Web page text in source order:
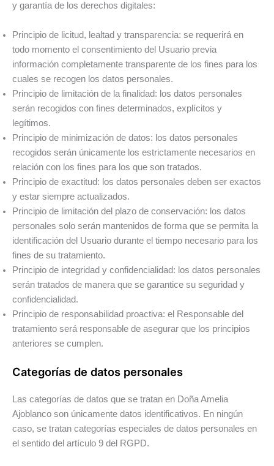
y garantía de los derechos digitales:
Principio de licitud, lealtad y transparencia: se requerirá en
todo momento el consentimiento del Usuario previa
información completamente transparente de los fines para los
cuales se recogen los datos personales.
Principio de limitación de la finalidad: los datos personales
serán recogidos con fines determinados, explícitos y
legítimos.
Principio de minimización de datos: los datos personales
recogidos serán únicamente los estrictamente necesarios en
relación con los fines para los que son tratados.
Principio de exactitud: los datos personales deben ser exactos
y estar siempre actualizados.
Principio de limitación del plazo de conservación: los datos
personales solo serán mantenidos de forma que se permita la
identificación del Usuario durante el tiempo necesario para los
fines de su tratamiento.
Principio de integridad y confidencialidad: los datos personales
serán tratados de manera que se garantice su seguridad y
confidencialidad.
Principio de responsabilidad proactiva: el Responsable del
tratamiento será responsable de asegurar que los principios
anteriores se cumplen.
Categorías de datos personales
Las categorías de datos que se tratan en Doña Amelia
Ajoblanco son únicamente datos identificativos. En ningún
caso, se tratan categorías especiales de datos personales en
el sentido del artículo 9 del RGPD.